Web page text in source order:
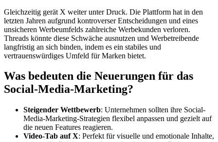
Gleichzeitig gerät X weiter unter Druck. Die Plattform hat in den
letzten Jahren aufgrund kontroverser Entscheidungen und eines
unsicheren Werbeumfelds zahlreiche Werbekunden verloren.
Threads könnte diese Schwäche ausnutzen und Werbetreibende
langfristig an sich binden, indem es ein stabiles und
vertrauenswürdiges Umfeld für Marken bietet.
Was bedeuten die Neuerungen für das
Social-Media-Marketing?
Steigender Wettbewerb: Unternehmen sollten ihre Social-
Media-Marketing-Strategien flexibel anpassen und gezielt auf
die neuen Features reagieren.
Video-Tab auf X: Perfekt für visuelle und emotionale Inhalte,